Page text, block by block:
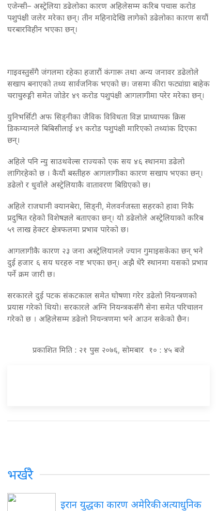
एजेन्सी– अस्ट्रेलिया डढेलोका कारण अहिलेसम्म करिब पचास करोड
पशुपंक्षी जलेर मरेका छन्। तीन महिनादेखि लागेको डढेलोका कारण सयौं
घरबारविहीन भएका छन्।
गाइवस्तुसँगै जंगलमा रहेका हजारौं कंगारू तथा अन्य जनावर डढेलोले
सखाप बनाएको तथ्य सार्वजनिक भएको छ। जसमा कीरा फट्यांग्रा बाहेक
चराचुरुङ्गी समेत जोडेर ४९ करोड पशुपंक्षी आगलागीमा परेर मरेका छन्।
युनिभर्सिटी अफ सिड्नीका जैविक विविधता विज्ञ प्राध्यापक क्रिस
डिकम्यानले बिबिसीलाई ४९ करोड पशुपंक्षी मारिएको तथ्यांक दिएका
छन्।
अहिले पनि न्यु साउथवेल्स राज्यको एक सय ४६ स्थानमा डढेलो
लागिरहेको छ । कैयाैं बस्तीहरु आगलागीका कारण सखाप भएका छन्।
डढेलो र धुवाँले अस्ट्रेलियाकै वातावरण बिग्रिएको छ।
अहिले राजधानी क्यानबेरा, सिड्नी, मेलवर्नजस्ता सहरको हावा निकै
प्रदुषित रहेको विशेषज्ञले बताएका छन्। यो डढेलोले अस्ट्रेलियाको करिब
५९ लाख हेक्टर क्षेत्रफलमा प्रभाव पारेको छ।
आगलागीकै कारण २३ जना अस्ट्रेलियानले ज्यान गुमाइसकेका छन् भने
दुई हजार ६ सय घरहरु नष्ट भएका छन्। अझै धेरै स्थानमा यसको प्रभाव
पर्ने क्रम जारी छ।
सरकारले दुई पटक संकटकाल समेत घोषणा गरेर डढेलो नियन्त्रणको
प्रयास गरेको थियो। सरकारले अग्नि नियन्त्रकसँगै सेना समेत परिचालन
गरेको छ । अहिलेसम्म डढेलो नियन्त्रणमा भने आउन सकेको छैन।
प्रकाशित मिति : २१ पुस २०७६, सोमबार १० : ४५ बजे
भर्खरै
इरान युद्धका कारण अमेरिकी अत्याधुनिक